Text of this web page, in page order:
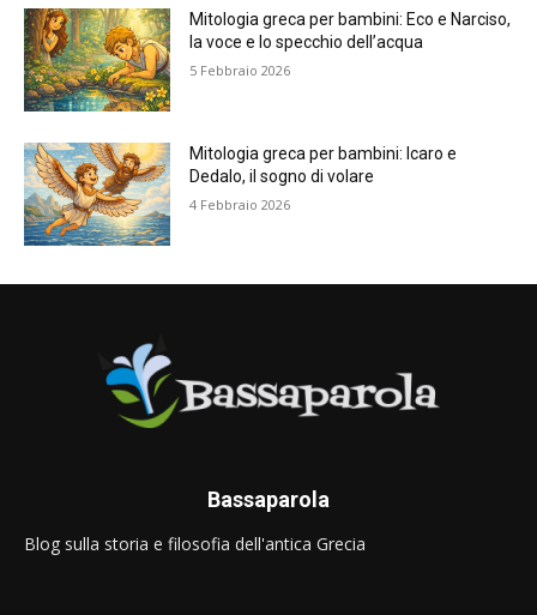
Mitologia greca per bambini: Eco e Narciso,
la voce e lo specchio dell’acqua
5 Febbraio 2026
Mitologia greca per bambini: Icaro e
Dedalo, il sogno di volare
4 Febbraio 2026
Bassaparola
Blog sulla storia e filosofia dell'antica Grecia